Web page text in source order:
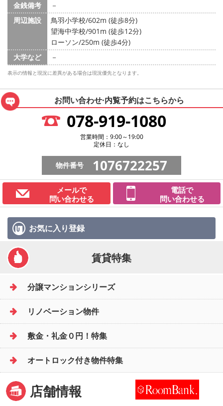
金銭備考
－
周辺施設
鳥羽小学校/602m (徒歩8分)
望海中学校/901m (徒歩12分)
ローソン/250m (徒歩4分)
大学など
－
表示の情報と現況に差異がある場合は現況優先となります。
お問い合わせ·内覧予約はこちらから
078-919-1080
営業時間：9:00～19:00
定休日：なし
物件番号 1076722257
メールで
問い合わせる
電話で
問い合わせる
お気に入り登録
賃貸特集
分譲マンションシリーズ
リノベーション物件
敷金・礼金０円！特集
オートロック付き物件特集
店舗情報